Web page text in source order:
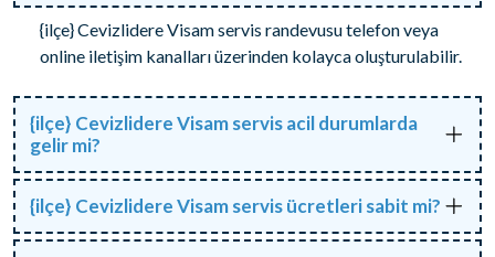
{ilçe} Cevizlidere Visam servis randevusu telefon veya
online iletişim kanalları üzerinden kolayca oluşturulabilir.
{ilçe} Cevizlidere Visam servis acil durumlarda
gelir mi?
{ilçe} Cevizlidere Visam servis ücretleri sabit mi?